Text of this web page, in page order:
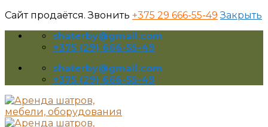
Сайт продаётся. Звонить +375 29 666-55-49 Закрыть
Skip
shaterby@gmail.com
+375 (29) 666-55-49
shaterby@gmail.com
+375 (29) 666-55-49